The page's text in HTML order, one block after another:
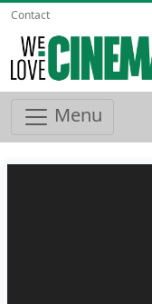
Contact
Menu